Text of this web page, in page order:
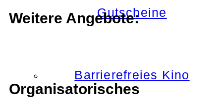
Gutscheine
Barrierefreies Kino
Weitere Angebote:
Organisatorisches